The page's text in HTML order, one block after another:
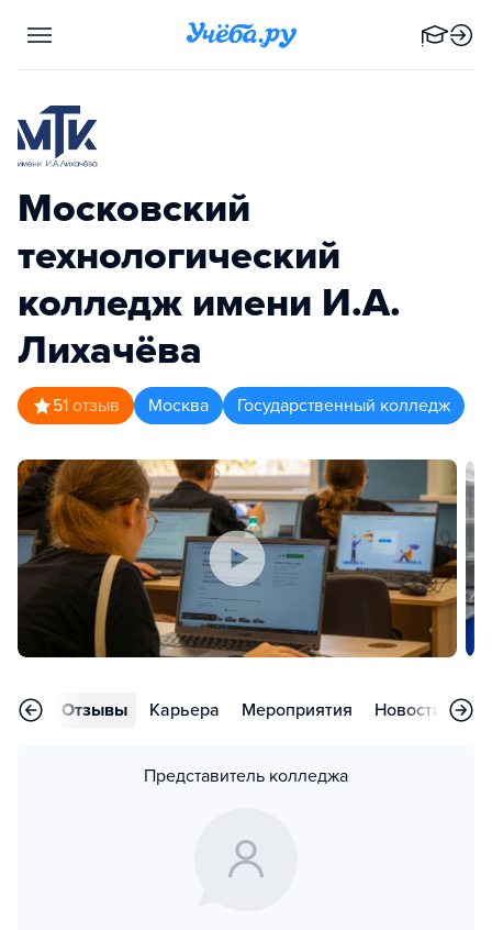
Московский
технологический
колледж имени И.А.
Лихачёва
51 отзыв Москва Государственный колледж
Отзывы Карьера Мероприятия Новости
Представитель колледжа